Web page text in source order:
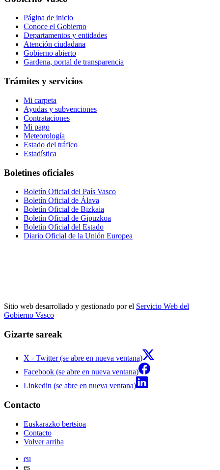
Página de inicio
Conoce el Gobierno
Departamentos y entidades
Atención ciudadana
Gobierno abierto
Gardena, portal de transparencia
Trámites y servicios
Mi carpeta
Ayudas y subvenciones
Contrataciones
Mi pago
Meteorología
Estado del tráfico
Estadística
Boletines oficiales
Boletín Oficial del País Vasco
Boletín Oficial de Álava
Boletín Oficial de Bizkaia
Boletín Oficial de Gipuzkoa
Boletín Oficial del Estado
Diario Oficial de la Unión Europea
Sitio web desarrollado y gestionado por el Servicio Web del
Gobierno Vasco
Gizarte sareak
X - Twitter (se abre en nueva ventana)
Facebook (se abre en nueva ventana)
Linkedin (se abre en nueva ventana)
Contacto
Euskarazko bertsioa
Contacto
Volver arriba
eu
es